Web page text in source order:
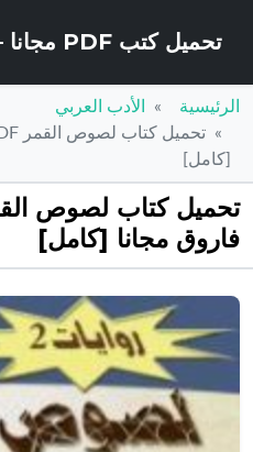
تحميل كتب PDF مجانا – كتب كو
الرئيسية
الأدب العربي
[كامل]
فاروق مجانا [كامل]